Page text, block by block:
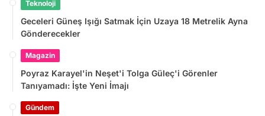
Teknoloji
Geceleri Güneş Işığı Satmak İçin Uzaya 18 Metrelik Ayna
Gönderecekler
Magazin
Poyraz Karayel'in Neşet'i Tolga Güleç'i Görenler
Tanıyamadı: İşte Yeni İmajı
Gündem